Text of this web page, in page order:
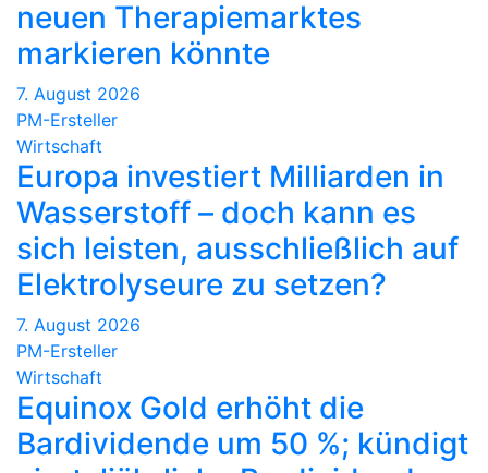
neuen Therapiemarktes
markieren könnte
7. August 2026
PM-Ersteller
Wirtschaft
Europa investiert Milliarden in
Wasserstoff – doch kann es
sich leisten, ausschließlich auf
Elektrolyseure zu setzen?
7. August 2026
PM-Ersteller
Wirtschaft
Equinox Gold erhöht die
Bardividende um 50 %; kündigt